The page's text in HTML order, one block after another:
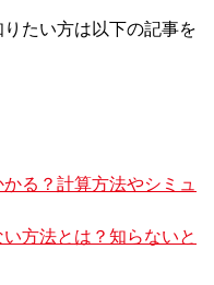
たい方は以下の記事を
る？計算方法やシミュ
方法とは？知らないと